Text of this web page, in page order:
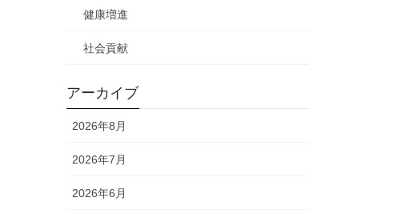
健康増進
社会貢献
アーカイブ
2026年8月
2026年7月
2026年6月